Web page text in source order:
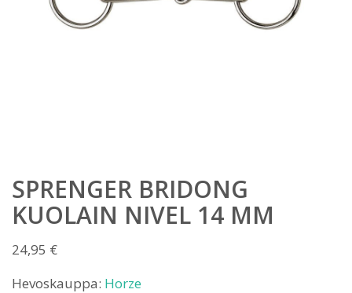
SPRENGER BRIDONG
KUOLAIN NIVEL 14 MM
24,95 €
Hevoskauppa: Horze